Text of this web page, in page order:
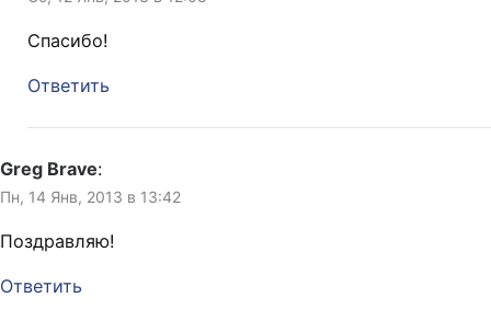
Спасибо!
Ответить
Greg Brave:
Пн, 14 Янв, 2013 в 13:42
Поздравляю!
Ответить